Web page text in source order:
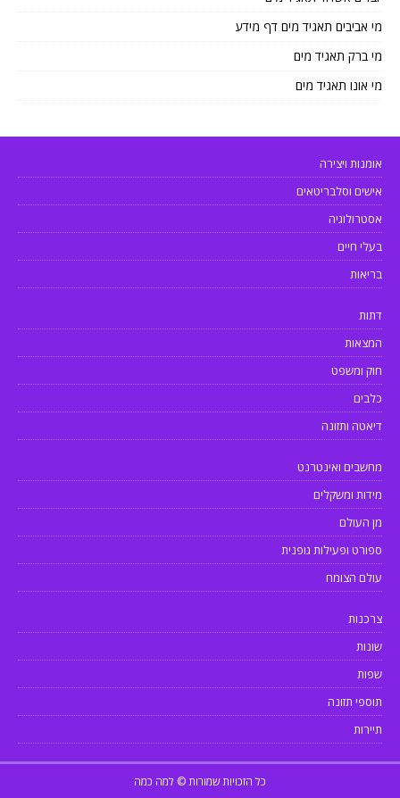
מי אביבים תאגיד מים דף מידע
מי ברק תאגיד מים
מי אונו תאגיד מים
אומנות ויצירה
אישים וסלבריטאים
אסטרולוגיה
בעלי חיים
בריאות
דתות
המצאות
חוק ומשפט
כלבים
דיאטה ותזונה
מחשבים ואינטרנט
מידות ומשקלים
מן העולם
ספורט ופעילות גופנית
עולם הצומח
צרכנות
שונות
שפות
תוספי תזונה
תיירות
כל הזכויות שמורות © למה כמה